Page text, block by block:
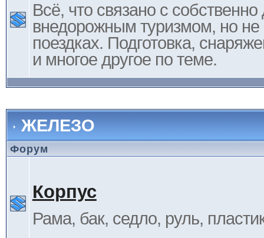
Всё, что связано с
внедорожным туризмом, но не
поездках. Подготовка,
и многое другое по теме.
ЖЕЛЕЗО
Форум
Корпус
Рама, бак, седло, руль,